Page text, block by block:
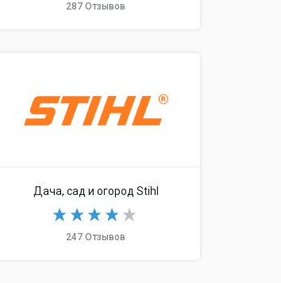
287 Отзывов
Дача, сад и огород Stihl
247 Отзывов